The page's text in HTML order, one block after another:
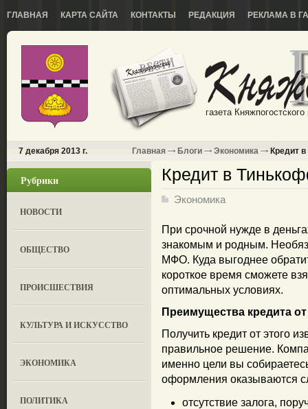
ГЛАВНАЯ КАРТА САЙТА КОНТАКТЫ РЕДАКЦИЯ РЕКЛАМА В
газета
7 декабря 2013 г. Главная Блоги Экономика Кредит
Рубрики
НОВОСТИ
ОБЩЕСТВО
ПРОИСШЕСТВИЯ
КУЛЬТУРА И ИСКУССТВО
ЭКОНОМИКА
ПОЛИТИКА
Кредит в
Экономика
При срочной нужде в
знакомым и родным.
МФО. Куда выгоднее
короткое время сможете
оптимальных условиях.
Преимущества кредита
Получить кредит от этого
правильное решение.
именно цели вы
оформления оказываются
отсутствие залога,